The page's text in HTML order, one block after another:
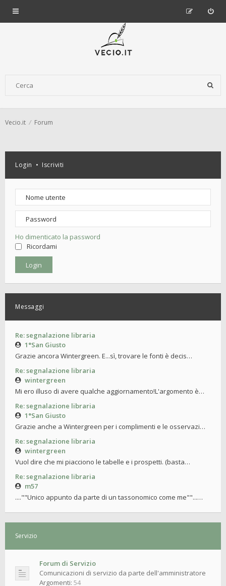
Vecio.it Forum
Login • Iscriviti
Ho dimenticato la password
Ricordami
Messaggi
Re: segnalazione libraria
1°San Giusto
Grazie ancora Wintergreen. E...sì, trovare le fonti è decis…
Re: segnalazione libraria
wintergreen
Mi ero illuso di avere qualche aggiornamento!L'argomento è…
Re: segnalazione libraria
1°San Giusto
Grazie anche a Wintergreen per i complimenti e le osservazi…
Re: segnalazione libraria
wintergreen
Vuol dire che mi piacciono le tabelle e i prospetti. (basta…
Re: segnalazione libraria
m57
....""Unico appunto da parte di un tassonomico come me""...…
Servizio
Forum di Servizio
Comunicazioni di servizio da parte dell'amministratore
Argomenti: 54